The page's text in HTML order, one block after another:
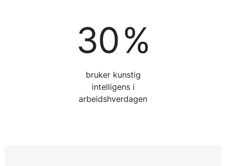
30%
bruker kunstig
intelligens i
arbeidshverdagen